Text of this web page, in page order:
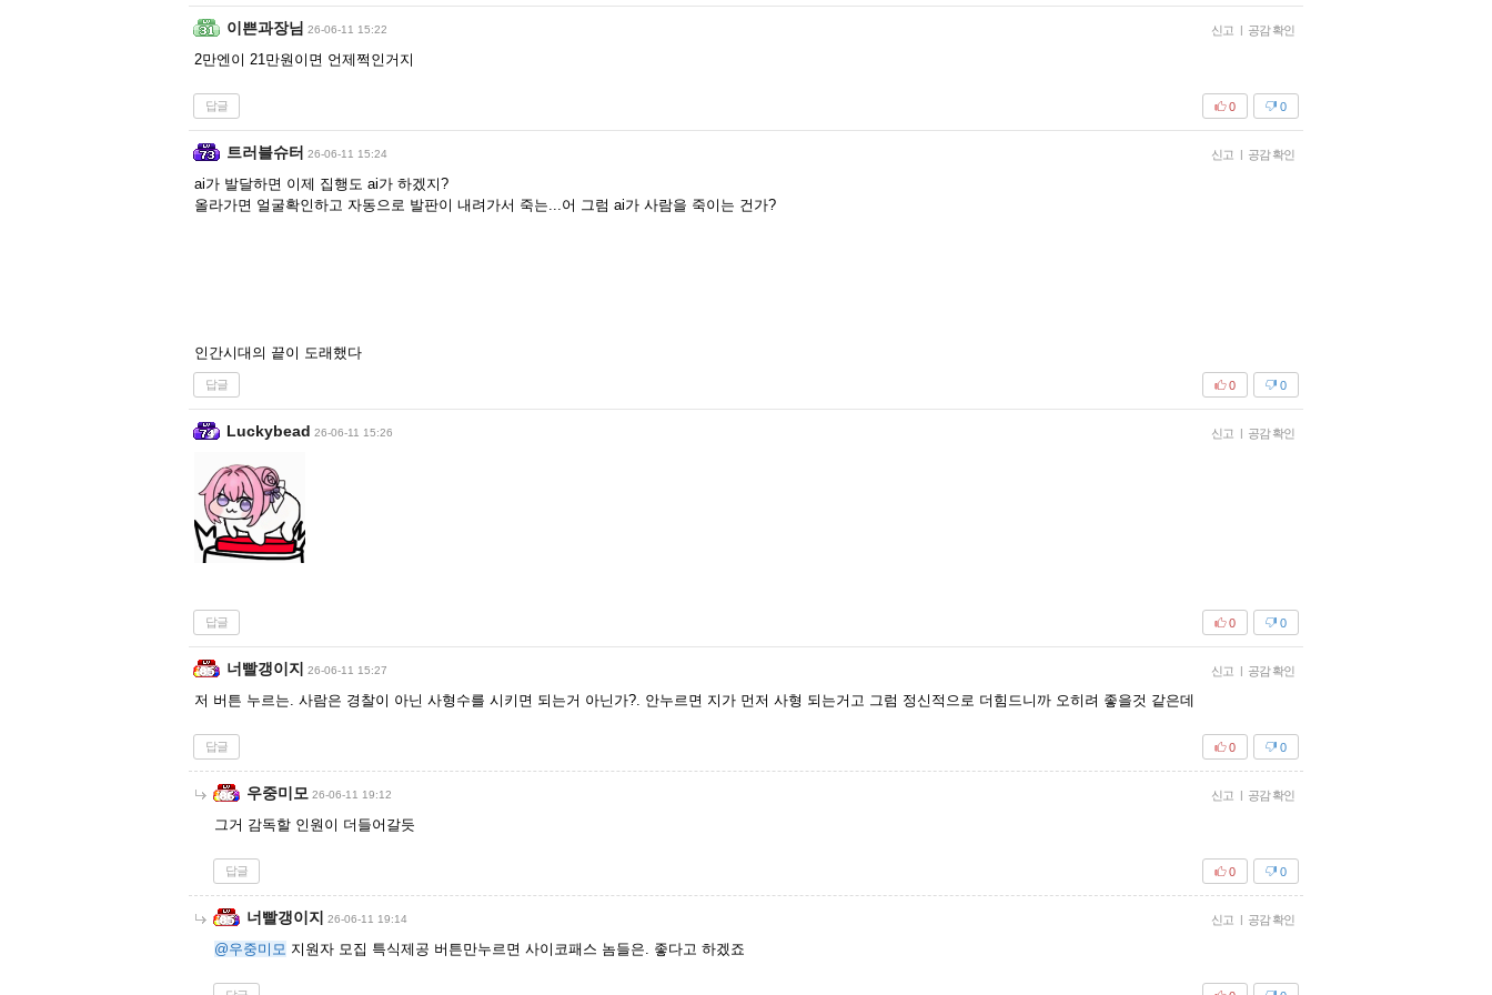
이쁜과장님 26-06-11 15:22 신고 | 공감 확인
2만엔이 21만원이면 언제쩍인거지
답글 0
0
트러블슈터 26-06-11 15:24 신고 | 공감 확인
ai가 발달하면 이제 집행도 ai가 하겠지?
올라가면 얼굴확인하고 자동으로 발판이 내려가서 죽는...어 그럼 ai가 사람을 죽이는 건가?
인간시대의 끝이 도래했다
답글 0
0
Luckybead 26-06-11 15:26 신고 | 공감 확인
답글 0
0
너빨갱이지 26-06-11 15:27 신고 | 공감 확인
저 버튼 누르는. 사람은 경찰이 아닌 사형수를 시키면 되는거 아닌가?. 안누르면 지가 먼저 사형 되는거고 그럼 정신적으로 더힘드니까 오히려 좋을것 같은데
답글 0
0
우중미모 26-06-11 19:12 신고 | 공감 확인
그거 감독할 인원이 더들어갈듯
답글 0
0
너빨갱이지 26-06-11 19:14 신고 | 공감 확인
@우중미모 지원자 모집 특식제공 버튼만누르면 사이코패스 놈들은. 좋다고 하겠죠